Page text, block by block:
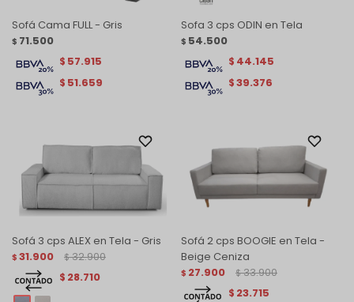
Sofá Cama FULL - Gris
$ 71.500
$ 51.659
$ 57.915
Sofa 3 cps ODIN en Tela
$ 54.500
$39.376
$ 44.145
Sofá 3 cps ALEX en Tela - Gris
$ 31.900 $ 32.900
$ 28.710
Sofá 2 cps BOOGIE en Tela -
Beige Ceniza
$ 27.900 $ 33.900
$ 23.715